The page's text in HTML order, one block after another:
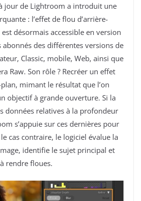
jour de Lightroom a introduit une
: l’effet de flou d’arrière-
désormais accessible en version
des différentes versions de
Classic, mobile, Web, ainsi que
Raw. Son rôle ? Recréer un effet
mimant le résultat que l’on
objectif à grande ouverture. Si la
données relatives à la profondeur
s’appuie sur ces dernières pour
cas contraire, le logiciel évalue la
identifie le sujet principal et
rendre floues.